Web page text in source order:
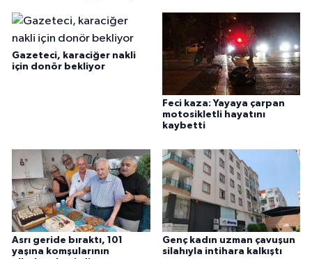
Gazeteci, karaciğer nakli
için donör bekliyor
Feci kaza: Yayaya çarpan
motosikletli hayatını
kaybetti
Asrı geride bıraktı, 101
yaşına komşularının
Genç kadın uzman çavuşun
silahıyla intihara kalkıştı